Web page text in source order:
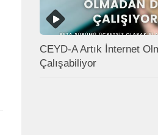
CEYD-A Artık İnternet
Çalışabiliyor